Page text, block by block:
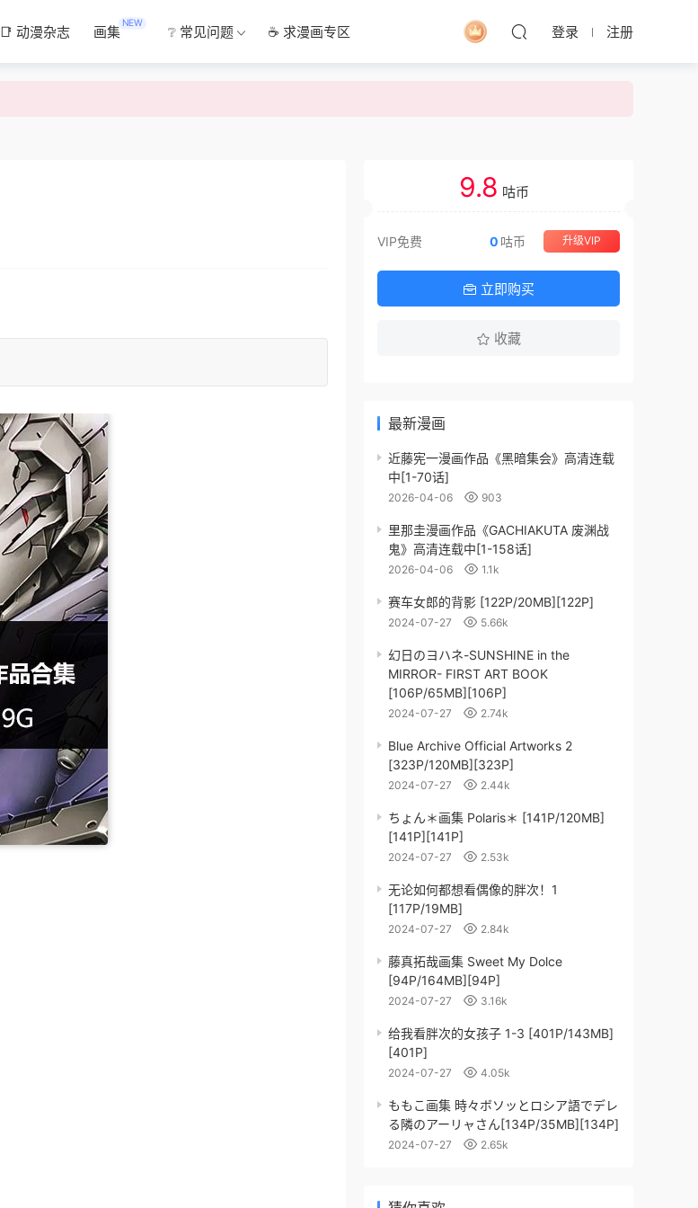
📑 动漫杂志 画集
NEW
❔ 常见问题 ☕ 求漫画专区 登录 注册
9.8 咕币
VIP免费 升级VIP
0 咕币
立即购买
收藏
最新漫画
近藤宪一漫画作品《黑暗集会》高清连载
中[1-70话]
2026-04-06 903
里那圭漫画作品《GACHIAKUTA 废渊战
鬼》高清连载中[1-158话]
2026-04-06 1.1k
赛车女郎的背影 [122P/20MB][122P]
2024-07-27 5.66k
幻日のヨハネ-SUNSHINE in the
MIRROR- FIRST ART BOOK
[106P/65MB][106P]
2024-07-27 2.74k
Blue Archive Official Artworks 2
[323P/120MB][323P]
2024-07-27 2.44k
ちょん＊画集 Polaris＊ [141P/120MB]
[141P][141P]
2024-07-27 2.53k
无论如何都想看偶像的胖次！1
[117P/19MB]
2024-07-27 2.84k
藤真拓哉画集 Sweet My Dolce
[94P/164MB][94P]
2024-07-27 3.16k
给我看胖次的女孩子 1-3 [401P/143MB]
[401P]
2024-07-27 4.05k
ももこ画集 時々ボソッとロシア語でデレ
る隣のアーリャさん[134P/35MB][134P]
2024-07-27 2.65k